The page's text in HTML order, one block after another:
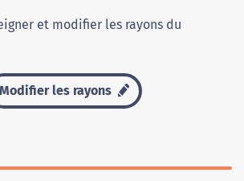
et modifier les rayons du
Modifier les rayons